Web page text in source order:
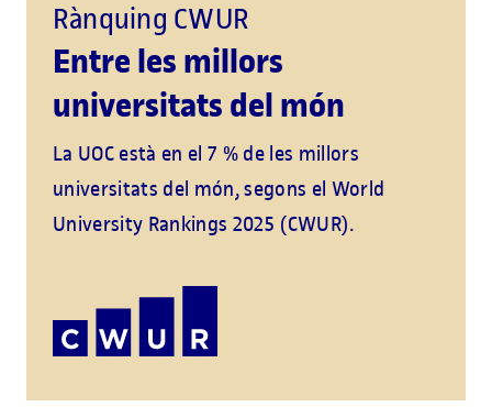
Rànquing CWUR
Entre les millors
universitats del món
La UOC està en el 7 % de les millors
universitats del món, segons el World
University Rankings 2025 (CWUR).